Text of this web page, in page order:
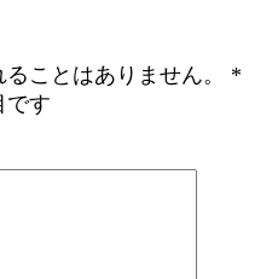
ことはありません。
*
です